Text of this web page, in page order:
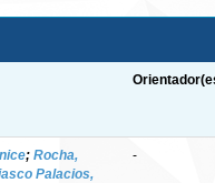
; Rocha,
Palacios,
-